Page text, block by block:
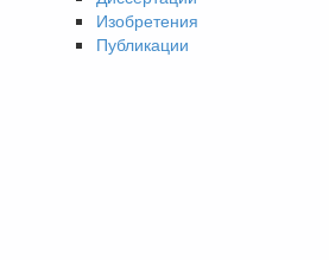
Изобретения
Публикации